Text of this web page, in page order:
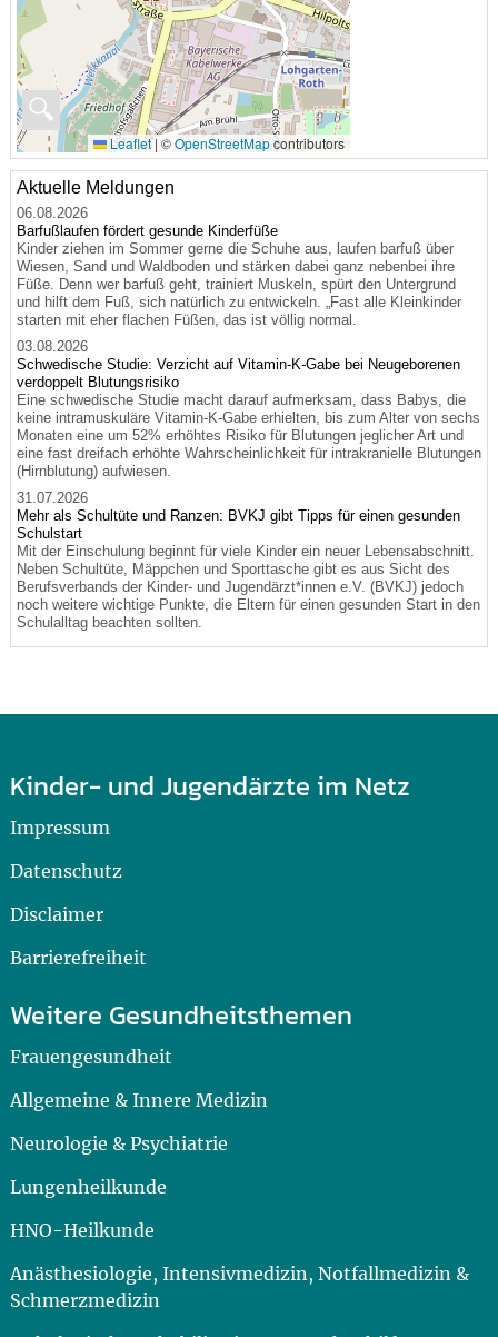
🔍
Leaflet|©OpenStreetMapcontributors
Aktuelle Meldungen
06.08.2026
Barfußlaufen fördert gesunde Kinderfüße
Kinder ziehen im Sommer gerne die Schuhe aus, laufen barfuß über
Wiesen, Sand und Waldboden und stärken dabei ganz nebenbei ihre
Füße. Denn wer barfuß geht, trainiert Muskeln, spürt den Untergrund
und hilft dem Fuß, sich natürlich zu entwickeln. „Fast alle Kleinkinder
starten mit eher flachen Füßen, das ist völlig normal.
03.08.2026
Schwedische Studie: Verzicht auf Vitamin-K-Gabe bei Neugeborenen
verdoppelt Blutungsrisiko
Eine schwedische Studie macht darauf aufmerksam, dass Babys, die
keine intramuskuläre Vitamin-K-Gabe erhielten, bis zum Alter von sechs
Monaten eine um 52% erhöhtes Risiko für Blutungen jeglicher Art und
eine fast dreifach erhöhte Wahrscheinlichkeit für intrakranielle Blutungen
(Hirnblutung) aufwiesen.
31.07.2026
Mehr als Schultüte und Ranzen: BVKJ gibt Tipps für einen gesunden
Schulstart
Mit der Einschulung beginnt für viele Kinder ein neuer Lebensabschnitt.
Neben Schultüte, Mäppchen und Sporttasche gibt es aus Sicht des
Berufsverbands der Kinder- und Jugendärzt*innen e.V. (BVKJ) jedoch
noch weitere wichtige Punkte, die Eltern für einen gesunden Start in den
Schulalltag beachten sollten.
Kinder- und Jugendärzte im Netz
Impressum
Datenschutz
Disclaimer
Barrierefreiheit
Weitere Gesundheitsthemen
Frauengesundheit
Allgemeine & Innere Medizin
Neurologie & Psychiatrie
Lungenheilkunde
HNO-Heilkunde
Anästhesiologie, Intensivmedizin, Notfallmedizin &
Schmerzmedizin